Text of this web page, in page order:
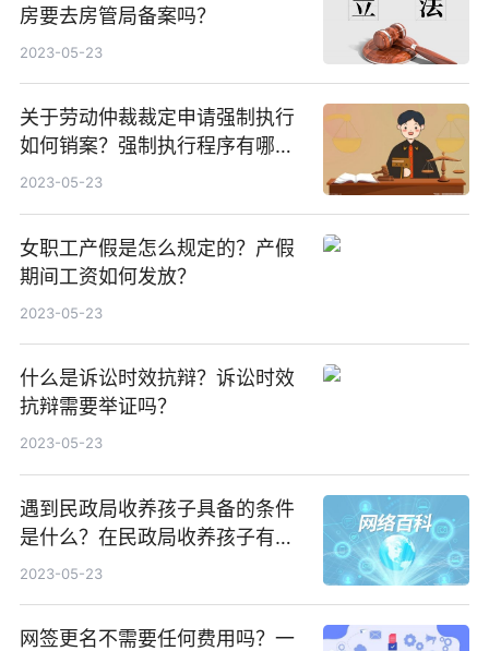
房要去房管局备案吗？
2023-05-23
关于劳动仲裁裁定申请强制执行
如何销案？强制执行程序有哪
些？
2023-05-23
女职工产假是怎么规定的？产假
期间工资如何发放？
2023-05-23
什么是诉讼时效抗辩？诉讼时效
抗辩需要举证吗？
2023-05-23
遇到民政局收养孩子具备的条件
是什么？在民政局收养孩子有哪
些要求？
2023-05-23
网签更名不需要任何费用吗？一